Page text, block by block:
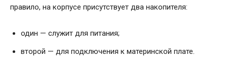
правило, на корпусе присутствует два накопителя:
один — служит для питания;
второй — для подключения к материнской плате.